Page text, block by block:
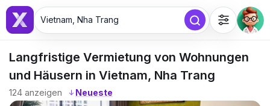
Vietnam, Nha Trang
Langfristige Vermietung von Wohnungen
und Häusern in Vietnam, Nha Trang
124 anzeigen ↓